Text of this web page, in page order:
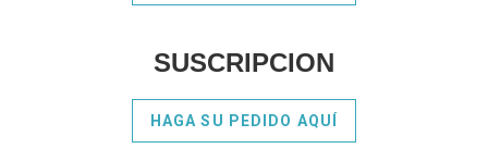
SUSCRIPCION
HAGA SU PEDIDO AQUÍ